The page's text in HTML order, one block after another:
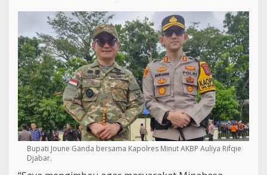
Bupati Joune Ganda bersama Kapolres Minut AKBP Auliya Rifqie
Djabar.